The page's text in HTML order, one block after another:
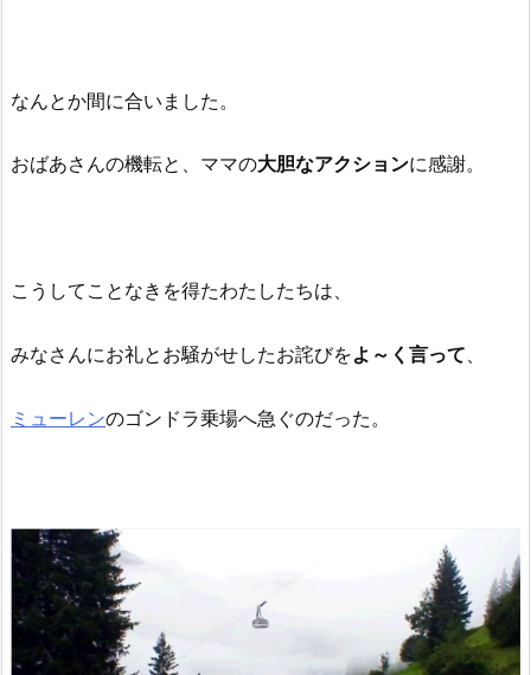
なんとか間に合いました。
おばあさんの機転と、ママの大胆なアクションに感謝。
こうしてことなきを得たわたしたちは、
みなさんにお礼とお騒がせしたお詫びをよ～く言って、
ミューレンのゴンドラ乗場へ急ぐのだった。